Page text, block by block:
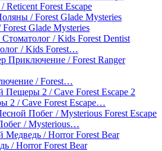
Forest Escape
Glade Mysteries
/ Kids Forest…
/ Forest…
2 / Cave Forest Escape…
/ Mysterious…
/ Horror Forest Bear